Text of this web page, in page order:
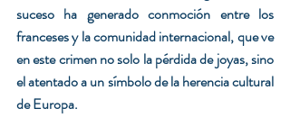
suceso ha generado conmoción entre los
franceses y la comunidad internacional, que ve
en este crimen no solo la pérdida de joyas, sino
el atentado a un símbolo de la herencia cultural
de Europa.